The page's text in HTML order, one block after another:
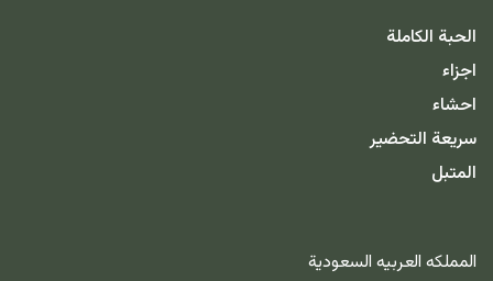
الحبة الكاملة
اجزاء
احشاء
سريعة التحضير
المتبل
المملكه العربيه السعودية